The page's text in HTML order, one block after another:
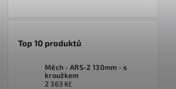
Top 10 produktů
Měch - ARS-2 130mm - s
kroužkem
2 363 Kč